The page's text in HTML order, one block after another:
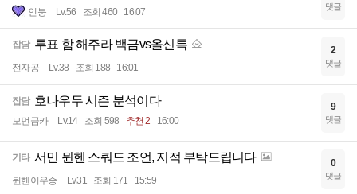
인붕 Lv.56 조회 460 16:07 댓글
잡담 투표 함 해주라 백금vs올신특
전자공 Lv.38 조회 188 16:01
2
댓글
잡담 호나우두 시즌 분석이다
모먼금카 Lv.14 조회 598 추천 2 16:00
9
댓글
기타 서민 뮌헨 스쿼드 조언, 지적 부탁드립니다
뮌헨이우승 Lv.31 조회 171 15:59
0
댓글